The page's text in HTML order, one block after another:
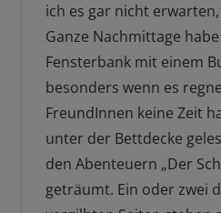
ich es gar nicht
Ganze Nachmittage
Fensterbank mit einem
besonders wenn es
FreundInnen keine Zeit
unter der Bettdecke
den Abenteuern „Der
geträumt. Ein oder zwei